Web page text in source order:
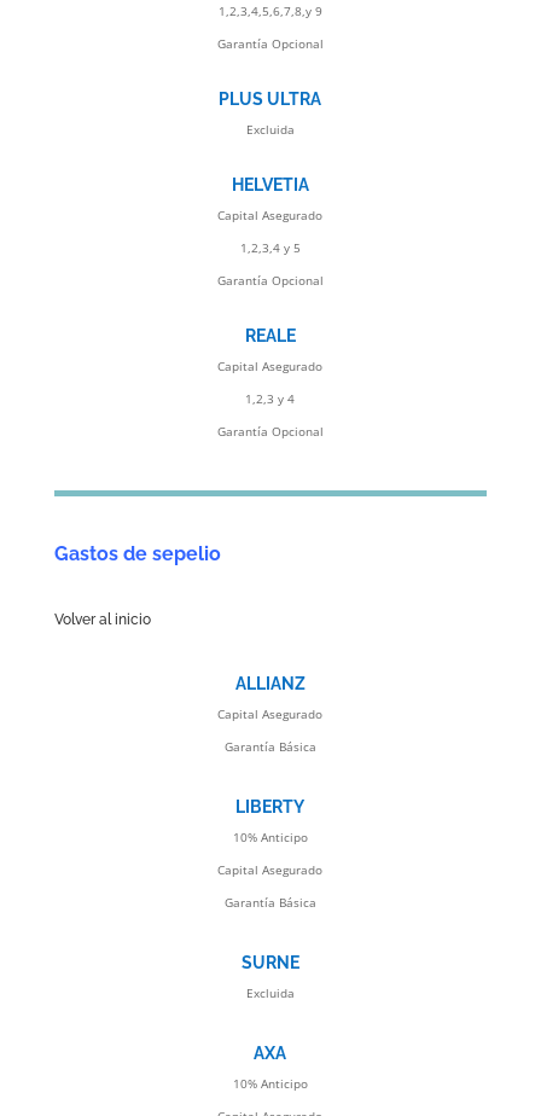
1,2,3,4,5,6,7,8,y 9
Garantía Opcional
PLUS ULTRA
Excluida
HELVETIA
Capital Asegurado
1,2,3,4 y 5
Garantía Opcional
REALE
Capital Asegurado
1,2,3 y 4
Garantía Opcional
Gastos de sepelio
Volver al inicio
ALLIANZ
Capital Asegurado
Garantía Básica
LIBERTY
10% Anticipo
Capital Asegurado
Garantía Básica
SURNE
Excluida
AXA
10% Anticipo